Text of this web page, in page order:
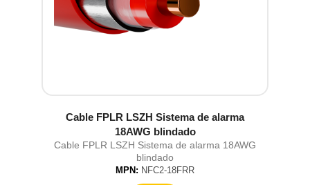
Cable FPLR LSZH Sistema de alarma
18AWG blindado
Cable FPLR LSZH Sistema de alarma 18AWG
blindado
MPN: NFC2-18FRR